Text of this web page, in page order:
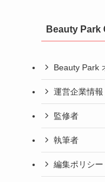
Beauty Park
Beauty Park
運営企業情報
監修者
執筆者
編集ポリシー